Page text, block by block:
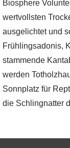
Biosphere
wertvollsten
ausgelichtet und
Frühlingsadonis,
stammende
werden
Sonnplatz für
die Schlingnatter